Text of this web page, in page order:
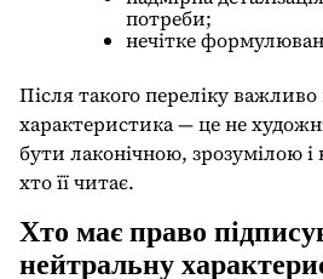
потреби;
нечітке
Після такого переліку
характеристика — це не
бути лаконічною, зрозумілою
хто її читає.
Хто має право
нейтральну